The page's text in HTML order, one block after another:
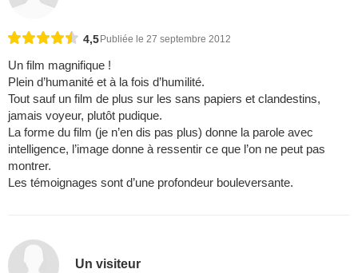
4,5 Publiée le 27 septembre 2012
Un film magnifique !
Plein d’humanité et à la fois d’humilité.
Tout sauf un film de plus sur les sans papiers et clandestins,
jamais voyeur, plutôt pudique.
La forme du film (je n’en dis pas plus) donne la parole avec
intelligence, l’image donne à ressentir ce que l’on ne peut pas
montrer.
Les témoignages sont d’une profondeur bouleversante.
Un visiteur